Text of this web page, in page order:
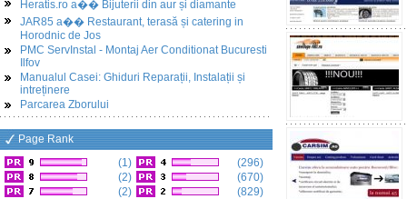
Heratis.ro a�� Bijuterii din aur și diamante
JAR85 a�� Restaurant, terasă și catering in
Horodnic de Jos
PMC ServInstal - Montaj Aer Conditionat Bucuresti
Ilfov
Manualul Casei: Ghiduri Reparații, Instalații și
intreținere
Parcarea Zborului
Page Rank
(1)
(2)
(2)
(296)
(670)
(829)